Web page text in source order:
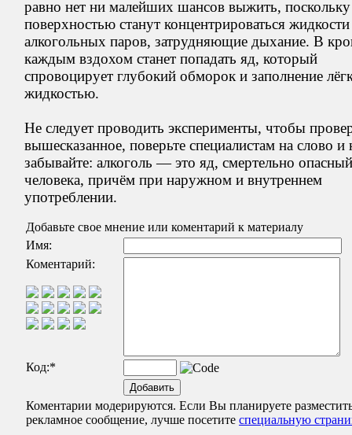
равно нет ни малейших шансов выжить,
поверхностью станут концентрироваться жидкости
алкогольных паров, затрудняющие дыхание. В
каждым вздохом станет попадать яд, который
спровоцирует глубокий обморок и заполнение
жидкостью.
Не следует проводить эксперименты, чтобы
вышесказанное, поверьте специалистам на слово и
забывайте: алкоголь — это яд, смертельно
человека, причём при наружном и внутреннем
употреблении.
Добавьте свое мнение или коментарий к материалу
Имя:
Коментарий:
Код:*
Коментарии модерируются. Если Вы планируете
рекламное сообщение, лучше посетите специальную